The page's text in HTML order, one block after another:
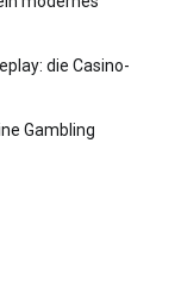
die Casino-
Gambling